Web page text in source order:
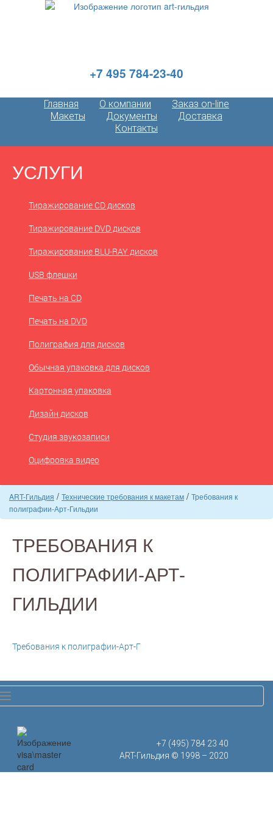
+7 495 784-23-40
Главная О компании
Заказ on-line
Макеты
Документы
Доставка
Контакты
УСЛУГИ
Тиражирование CD дисков
Тиражирование DVD дисков
Тиражирование BLU-RAY дисков
USB флешки
Печать на CD
Печать на DVD
Полиграфия для дисков
Обычная упаковка для дисков
Картонная упаковка
Дизайн дисков
Студия звукозаписи
Оцифровка видео
ART-Гильдия / Технические требования к макетам / Требования к
полиграфии-Арт-Гильдии
ТРЕБОВАНИЯ К
ПОЛИГРАФИИ-АРТ-
ГИЛЬДИИ
Требования к полиграфии-Арт-Г
navigation
+7 (495) 784 23 40
ART-Гильдия © 1998 – 2020